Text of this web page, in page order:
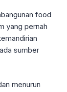
food
yang pernah
sumber
menurun